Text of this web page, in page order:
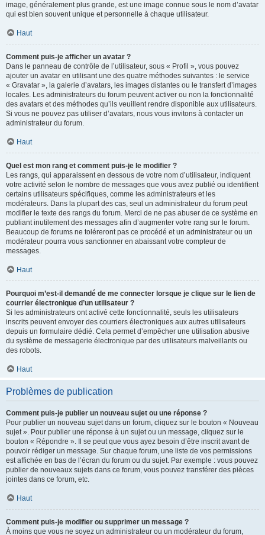
image, généralement plus grande, est une image connue sous le nom d’avatar
qui est bien souvent unique et personnelle à chaque utilisateur.
Haut
Comment puis-je afficher un avatar ?
Dans le panneau de contrôle de l’utilisateur, sous « Profil », vous pouvez
ajouter un avatar en utilisant une des quatre méthodes suivantes : le service
« Gravatar », la galerie d’avatars, les images distantes ou le transfert d’images
locales. Les administrateurs du forum peuvent activer ou non la fonctionnalité
des avatars et des méthodes qu’ils veuillent rendre disponible aux utilisateurs.
Si vous ne pouvez pas utiliser d’avatars, nous vous invitons à contacter un
administrateur du forum.
Haut
Quel est mon rang et comment puis-je le modifier ?
Les rangs, qui apparaissent en dessous de votre nom d’utilisateur, indiquent
votre activité selon le nombre de messages que vous avez publié ou identifient
certains utilisateurs spécifiques, comme les administrateurs et les
modérateurs. Dans la plupart des cas, seul un administrateur du forum peut
modifier le texte des rangs du forum. Merci de ne pas abuser de ce système en
publiant inutilement des messages afin d’augmenter votre rang sur le forum.
Beaucoup de forums ne toléreront pas ce procédé et un administrateur ou un
modérateur pourra vous sanctionner en abaissant votre compteur de
messages.
Haut
Pourquoi m’est-il demandé de me connecter lorsque je clique sur le lien de
courrier électronique d’un utilisateur ?
Si les administrateurs ont activé cette fonctionnalité, seuls les utilisateurs
inscrits peuvent envoyer des courriers électroniques aux autres utilisateurs
depuis un formulaire dédié. Cela permet d’empêcher une utilisation abusive
du système de messagerie électronique par des utilisateurs malveillants ou
des robots.
Haut
Problèmes de publication
Comment puis-je publier un nouveau sujet ou une réponse ?
Pour publier un nouveau sujet dans un forum, cliquez sur le bouton « Nouveau
sujet ». Pour publier une réponse à un sujet ou un message, cliquez sur le
bouton « Répondre ». Il se peut que vous ayez besoin d’être inscrit avant de
pouvoir rédiger un message. Sur chaque forum, une liste de vos permissions
est affichée en bas de l’écran du forum ou du sujet. Par exemple : vous pouvez
publier de nouveaux sujets dans ce forum, vous pouvez transférer des pièces
jointes dans ce forum, etc.
Haut
Comment puis-je modifier ou supprimer un message ?
À moins que vous ne soyez un administrateur ou un modérateur du forum,